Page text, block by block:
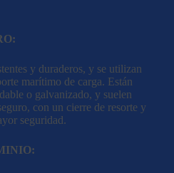
y duraderos, y se utilizan
marítimo de carga. Están
o galvanizado, y suelen
con un cierre de resorte y
seguridad.